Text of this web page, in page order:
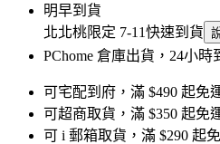
明早到貨
北北桃限定 7-11快速到貨
PChome 倉庫出貨，24小時
可宅配到府，滿 $490 起免
可超商取貨，滿 $350 起免
可 i 郵箱取貨，滿 $290 起